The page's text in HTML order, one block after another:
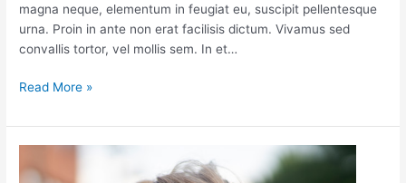
magna neque, elementum in feugiat eu, suscipit pellentesque
urna. Proin in ante non erat facilisis dictum. Vivamus sed
convallis tortor, vel mollis sem. In et…
Read More »
in